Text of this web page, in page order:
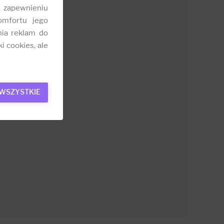
jego
reklam do
cookies, ale